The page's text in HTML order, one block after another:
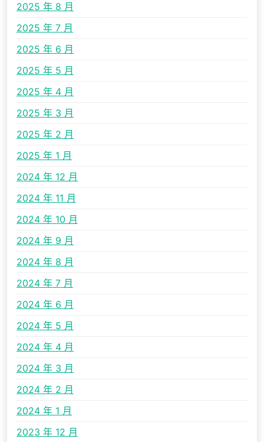
2025 年 8 月
2025 年 7 月
2025 年 6 月
2025 年 5 月
2025 年 4 月
2025 年 3 月
2025 年 2 月
2025 年 1 月
2024 年 12 月
2024 年 11 月
2024 年 10 月
2024 年 9 月
2024 年 8 月
2024 年 7 月
2024 年 6 月
2024 年 5 月
2024 年 4 月
2024 年 3 月
2024 年 2 月
2024 年 1 月
2023 年 12 月